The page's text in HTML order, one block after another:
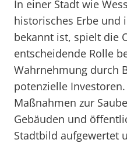
In einer Stadt wie
historisches Erbe und
bekannt ist, spielt die
entscheidende Rolle
Wahrnehmung durch
potenzielle
Maßnahmen zur
Gebäuden und
Stadtbild aufgewertet